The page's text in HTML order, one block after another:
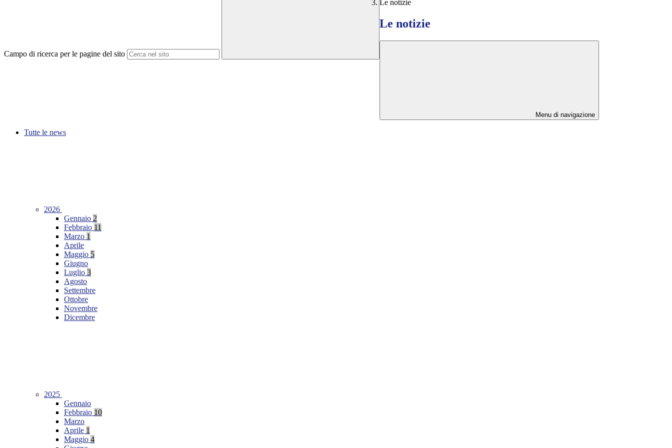
Campo di ricerca per le pagine del sito
Le notizie
Le notizie
Menu di navigazione
Tutte le news
2026
Gennaio 2
Febbraio 11
Marzo 1
Aprile
Maggio 5
Giugno
Luglio 3
Agosto
Settembre
Ottobre
Novembre
Dicembre
2025
Gennaio
Febbraio 10
Marzo
Aprile 1
Maggio 4